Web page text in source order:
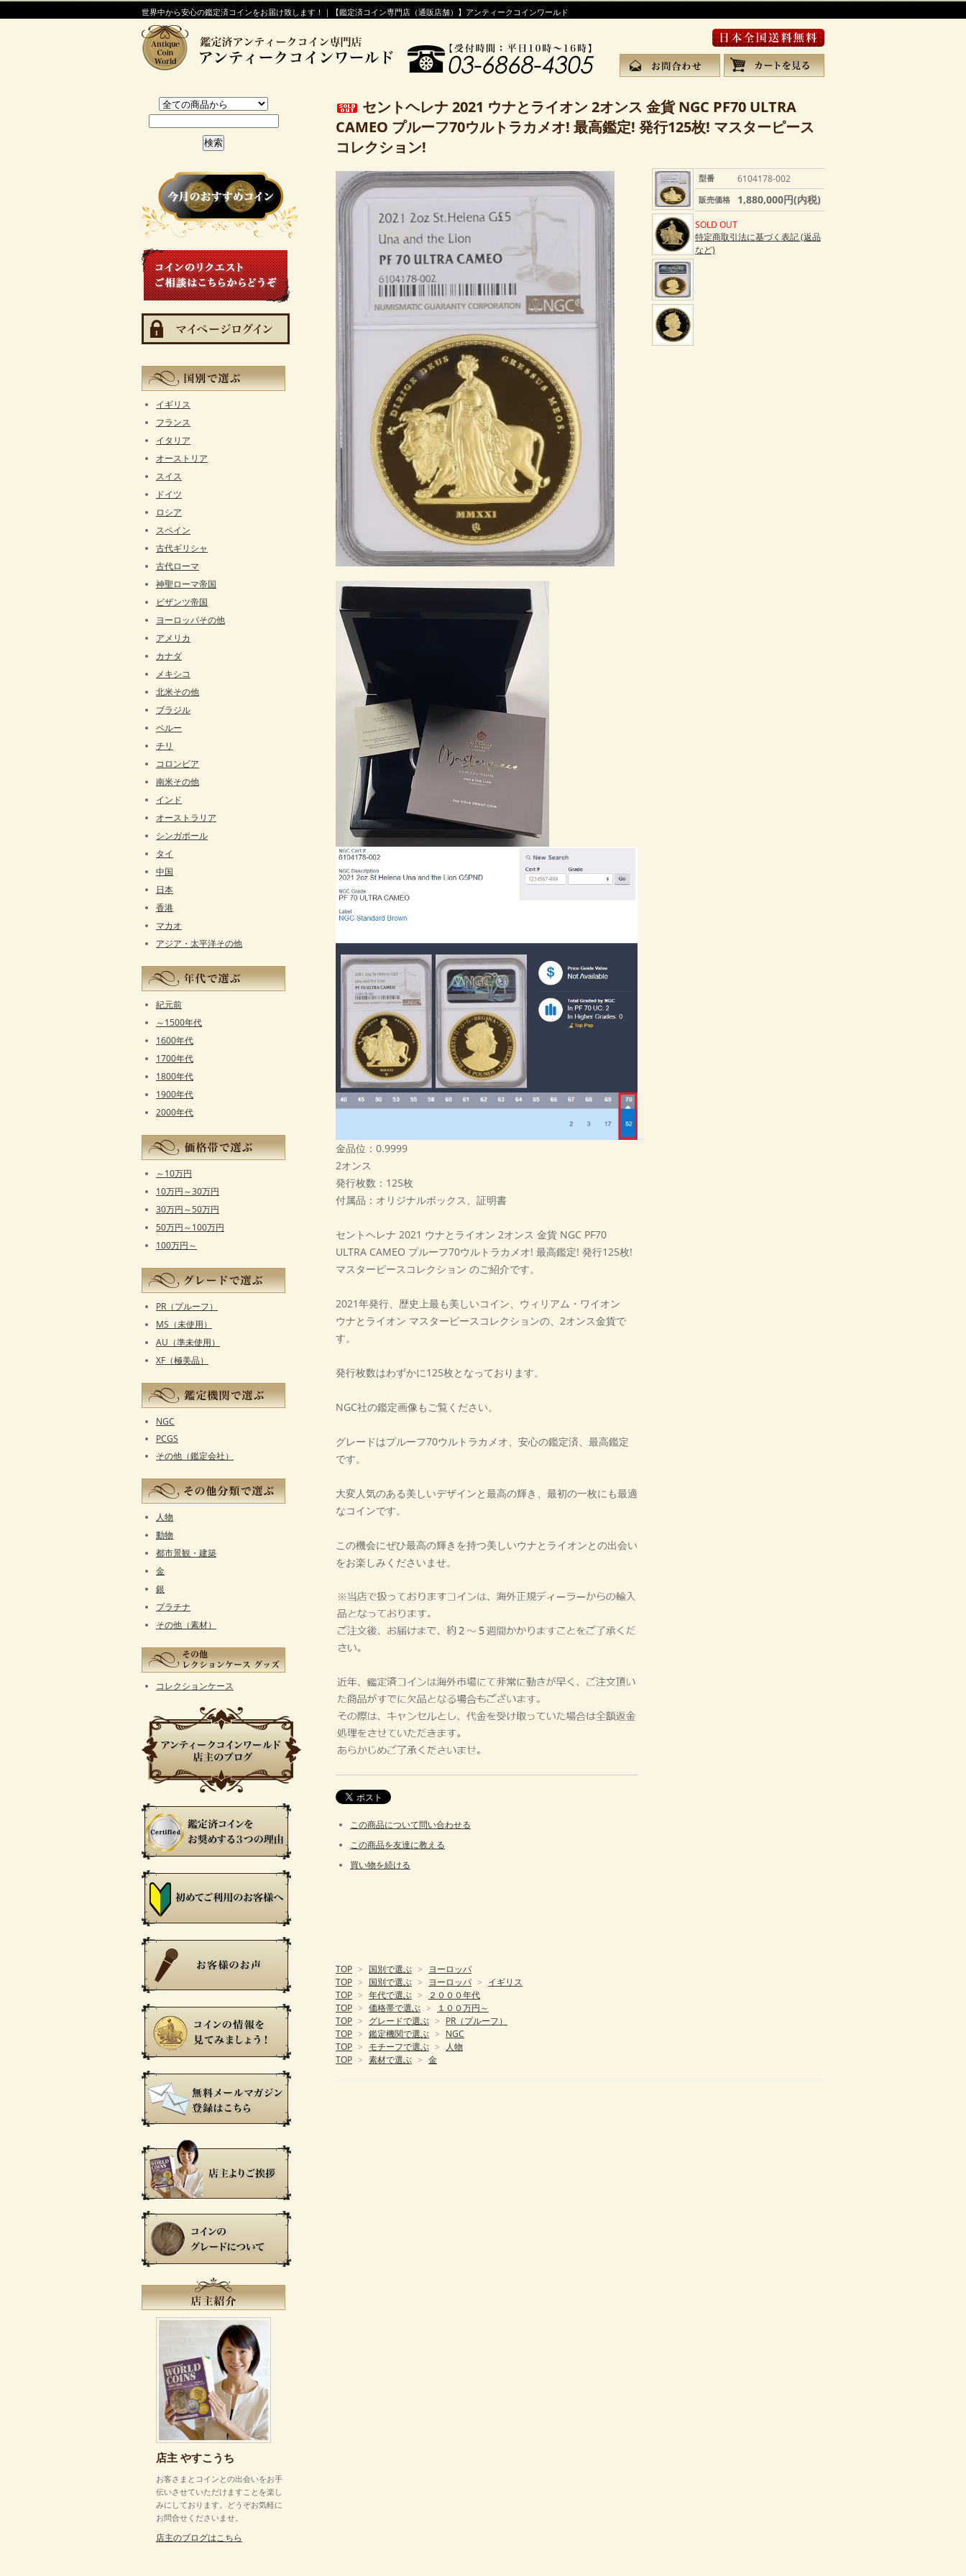
世界中から安心の鑑定済コインをお届け致します！｜【鑑定済コイン専門店（通販店舗）】アンティークコインワールド
セントヘレナ 2021 ウナとライオン 2オンス 金貨 NGC PF70 ULTRA
CAMEO プルーフ70ウルトラカメオ! 最高鑑定! 発行125枚! マスターピース
コレクション!
型番 6104178-002
販売価格 1,880,000円(内税)
SOLD OUT
特定商取引法に基づく表記 (返品
など)
金品位：0.9999
2オンス
発行枚数：125枚
付属品：オリジナルボックス、証明書
セントヘレナ 2021 ウナとライオン 2オンス 金貨 NGC PF70
ULTRA CAMEO プルーフ70ウルトラカメオ! 最高鑑定! 発行125枚!
マスターピースコレクション のご紹介です。
2021年発行、歴史上最も美しいコイン、ウィリアム・ワイオン
ウナとライオン マスターピースコレクションの、2オンス金貨で
す。
発行枚数はわずかに125枚となっております。
NGC社の鑑定画像もご覧ください。
グレードはプルーフ70ウルトラカメオ、安心の鑑定済、最高鑑定
です。
大変人気のある美しいデザインと最高の輝き、最初の一枚にも最適
なコインです。
この機会にぜひ最高の輝きを持つ美しいウナとライオンとの出会い
をお楽しみくださいませ。
この商品について問い合わせる
この商品を友達に教える
買い物を続ける
TOP > 国別で選ぶ > ヨーロッパ
TOP > 国別で選ぶ > ヨーロッパ > イギリス
TOP > 年代で選ぶ >
２０００年代
TOP > 価格帯で選ぶ >
１００万円～
TOP > グレードで選ぶ > PR（プルーフ）
TOP > 鑑定機関で選ぶ > NGC
TOP > モチーフで選ぶ >
人物
TOP > 素材で選ぶ > 金
イギリス
フランス
イタリア
オーストリア
スイス
ドイツ
ロシア
スペイン
古代ギリシャ
古代ローマ
神聖ローマ帝国
ビザンツ帝国
ヨーロッパその他
アメリカ
カナダ
メキシコ
北米その他
ブラジル
ペルー
チリ
コロンビア
南米その他
インド
オーストラリア
シンガポール
タイ
中国
日本
香港
マカオ
アジア・太平洋その他
紀元前
～1500年代
1600年代
1700年代
1800年代
1900年代
2000年代
～10万円
10万円～30万円
30万円～50万円
50万円～100万円
100万円～
PR（プルーフ）
MS（未使用）
AU（準未使用）
XF（極美品）
NGC
PCGS
その他（鑑定会社）
人物
動物
都市景観・建築
金
銀
プラチナ
その他（素材）
コレクションケース
店主 やすこうち
お客さまとコインとの出会いをお手
伝いさせていただけますことを楽し
みにしております。どうぞお気軽に
お問合せくださいませ。
店主のブログはこちら